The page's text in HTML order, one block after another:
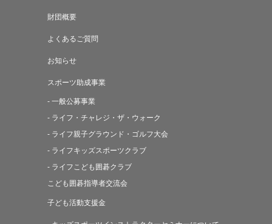
財団概要
よくあるご質問
お知らせ
スポーツ助成事業
- 一般公募事業
- ライフ・チャレジ・ザ・ウォーク
- ライフ親子グラウンド・ゴルフ大会
- ライフキッズスポーツクラブ
- ライフこども囲碁クラブ
こども囲碁指導者交流会
子ども活動支援金